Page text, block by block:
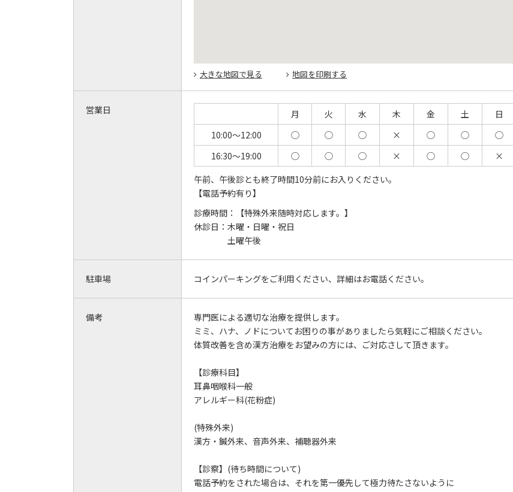
大きな地図で見る 地図を印刷する
営業日 月 火 水 木 金 土
日
10:00～12:00
◯ ◯ ◯ × ◯ ◯
◯
16:30～19:00
◯ ◯ ◯ × ◯ ◯
×
午前、午後診とも終了時間10分前にお入りください。
【電話予約有り】
診療時間：
【特殊外来随時対応します。】
休診日： 木曜・日曜・祝日
土曜午後
駐車場 コインパーキングをご利用ください、詳細はお電話ください。
備考
専門医による適切な治療を提供します。
ミミ、ハナ、ノドについてお困りの事がありましたら気軽にご相談ください。
体質改善を含め漢方治療をお望みの方には、ご対応さして頂きます。
【診療科目】
耳鼻咽喉科一般
アレルギー科(花粉症)
(特殊外来)
漢方・鍼外来、音声外来、補聴器外来
【診察】(待ち時間について)
電話予約をされた場合は、それを第一優先して極力待たさないように